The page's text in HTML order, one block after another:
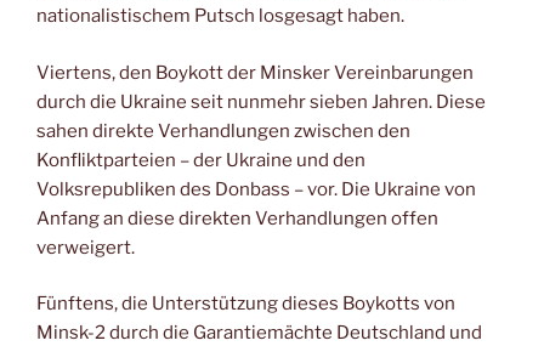
nationalistischem Putsch losgesagt haben.
Viertens, den Boykott der Minsker Vereinbarungen
durch die Ukraine seit nunmehr sieben Jahren. Diese
sahen direkte Verhandlungen zwischen den
Konfliktparteien – der Ukraine und den
Volksrepubliken des Donbass – vor. Die Ukraine von
Anfang an diese direkten Verhandlungen offen
verweigert.
Fünftens, die Unterstützung dieses Boykotts von
Minsk-2 durch die Garantiemächte Deutschland und